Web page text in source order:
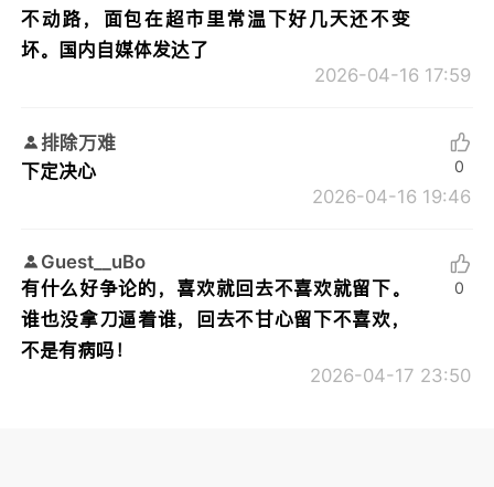
不动路，面包在超市里常温下好几天还不变
坏。国内自媒体发达了
2026-04-16 17:59
排除万难
下定决心
2026-04-16 19:46
0
Guest__uBo
有什么好争论的，喜欢就回去不喜欢就留下。
谁也没拿刀逼着谁，回去不甘心留下不喜欢，
不是有病吗！
2026-04-17 23:50
0